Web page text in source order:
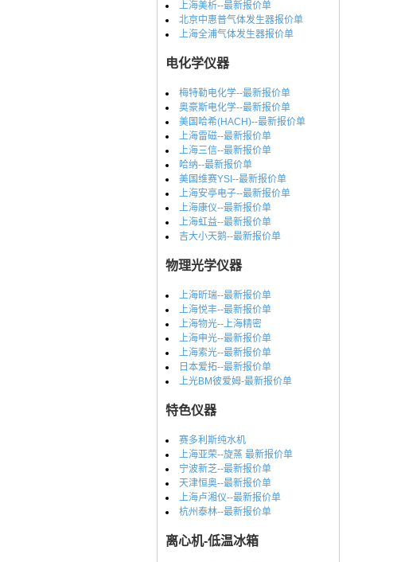
上海美析--最新报价单
北京中惠普气体发生器报价单
上海全浦气体发生器报价单
电化学仪器
梅特勒电化学--最新报价单
奥豪斯电化学--最新报价单
美国哈希(HACH)--最新报价单
上海雷磁--最新报价单
上海三信--最新报价单
哈纳--最新报价单
美国维赛YSI--最新报价单
上海安亭电子--最新报价单
上海康仪--最新报价单
上海虹益--最新报价单
吉大小天鹅--最新报价单
物理光学仪器
上海昕瑞--最新报价单
上海悦丰--最新报价单
上海物光--上海精密
上海申光--最新报价单
上海索光--最新报价单
日本爱拓--最新报价单
上光BM彼爱姆-最新报价单
特色仪器
赛多利斯纯水机
上海亚荣--旋蒸 最新报价单
宁波新芝--最新报价单
天津恒奥--最新报价单
上海卢湘仪--最新报价单
杭州泰林--最新报价单
离心机-低温冰箱